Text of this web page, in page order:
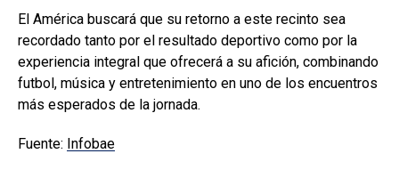
El América buscará que su retorno a este recinto sea
recordado tanto por el resultado deportivo como por la
experiencia integral que ofrecerá a su afición, combinando
futbol, música y entretenimiento en uno de los encuentros
más esperados de la jornada.
Fuente: Infobae